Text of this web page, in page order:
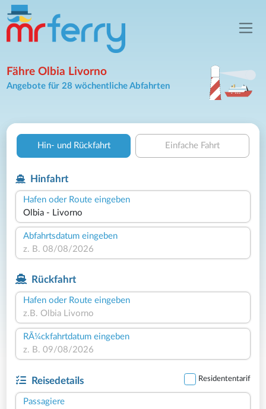
Fähre Olbia Livorno
Angebote für 28 wöchentliche Abfahrten
Hin- und Rückfahrt Einfache Fahrt
Hinfahrt
Hafen oder Route eingeben
Abfahrtsdatum eingeben
Rückfahrt
Hafen oder Route eingeben
RÃ¼ckfahrtdatum eingeben
Reisedetails Residententarif
Passagiere